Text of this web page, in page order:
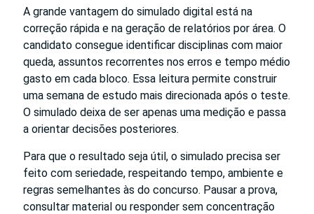
A grande vantagem do simulado digital está na
correção rápida e na geração de relatórios por área. O
candidato consegue identificar disciplinas com maior
queda, assuntos recorrentes nos erros e tempo médio
gasto em cada bloco. Essa leitura permite construir
uma semana de estudo mais direcionada após o teste.
O simulado deixa de ser apenas uma medição e passa
a orientar decisões posteriores.
Para que o resultado seja útil, o simulado precisa ser
feito com seriedade, respeitando tempo, ambiente e
regras semelhantes às do concurso. Pausar a prova,
consultar material ou responder sem concentração